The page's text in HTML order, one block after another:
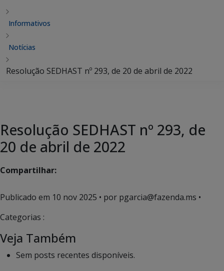
Informativos
Notícias
Resolução SEDHAST nº 293, de 20 de abril de 2022
Resolução SEDHAST nº 293, de
20 de abril de 2022
Compartilhar:
Publicado em 10 nov 2025 • por pgarcia@fazenda.ms •
Categorias :
Veja Também
Sem posts recentes disponíveis.